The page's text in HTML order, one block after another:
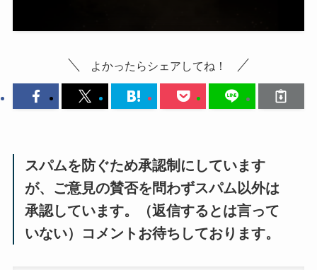
よかったらシェアしてね！
スパムを防ぐため承認制にしています
が、ご意見の賛否を問わずスパム以外は
承認しています。（返信するとは言って
いない）コメントお待ちしております。